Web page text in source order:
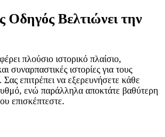
Οδηγός Βελτιώνει την
πλούσιο ιστορικό πλαίσιο,
συναρπαστικές ιστορίες για τους
επιτρέπει να εξερευνήσετε κάθε
ενώ παράλληλα αποκτάτε βαθύτερη
επισκέπτεστε.